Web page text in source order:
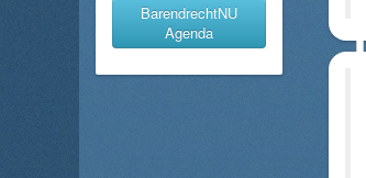
BarendrechtNU
Agenda